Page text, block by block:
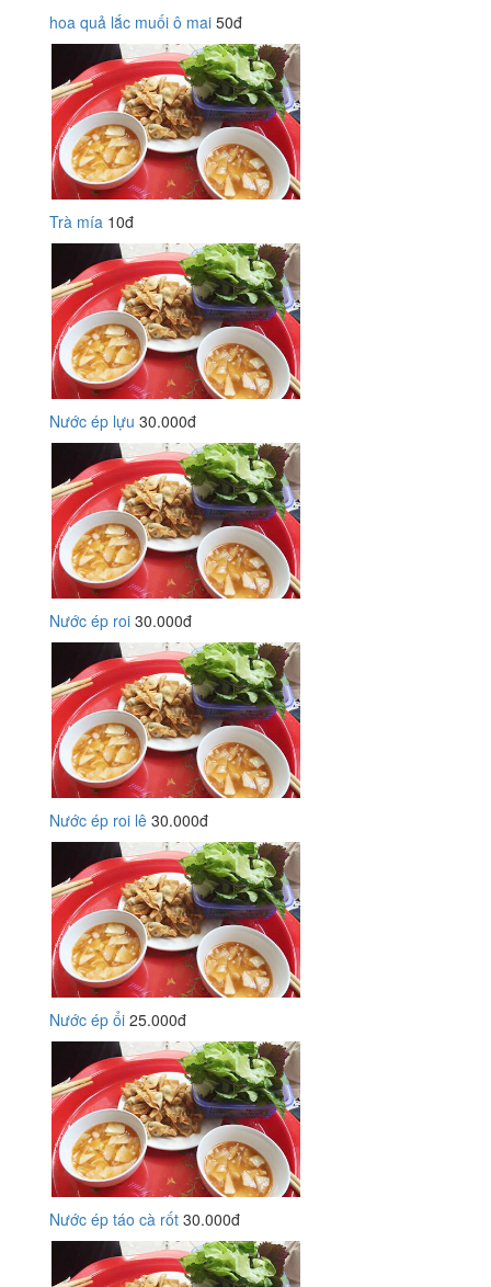
hoa quả lắc muối ô mai 50đ
Trà mía 10đ
Nước ép lựu 30.000đ
Nước ép roi 30.000đ
Nước ép roi lê 30.000đ
Nước ép ổi 25.000đ
Nước ép táo cà rốt 30.000đ